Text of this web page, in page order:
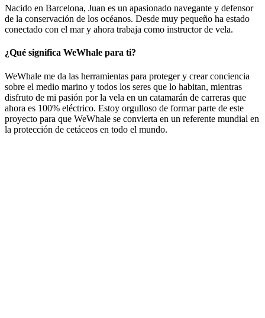
Nacido en Barcelona, Juan es un apasionado navegante y defensor
de la conservación de los océanos. Desde muy pequeño ha estado
conectado con el mar y ahora trabaja como instructor de vela.
¿Qué significa WeWhale para ti?
WeWhale me da las herramientas para proteger y crear conciencia
sobre el medio marino y todos los seres que lo habitan, mientras
disfruto de mi pasión por la vela en un catamarán de carreras que
ahora es 100% eléctrico. Estoy orgulloso de formar parte de este
proyecto para que WeWhale se convierta en un referente mundial en
la protección de cetáceos en todo el mundo.